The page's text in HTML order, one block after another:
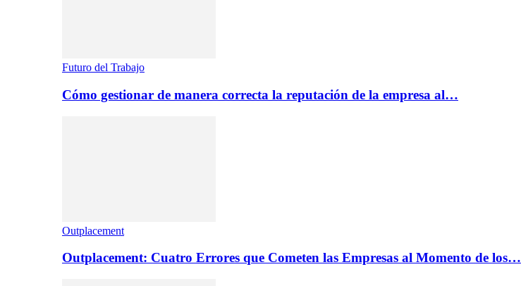
Futuro del Trabajo
Cómo gestionar de manera correcta la reputación de la empresa al…
Outplacement
Outplacement: Cuatro Errores que Cometen las Empresas al Momento de los…